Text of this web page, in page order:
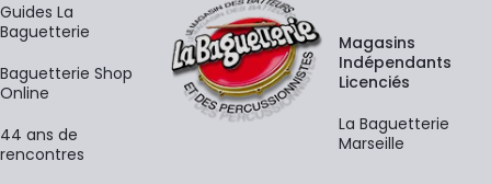
Guides La
Baguetterie
Baguetterie Shop
Online
44 ans de
rencontres
Magasins
Indépendants
Licenciés
La Baguetterie
Marseille